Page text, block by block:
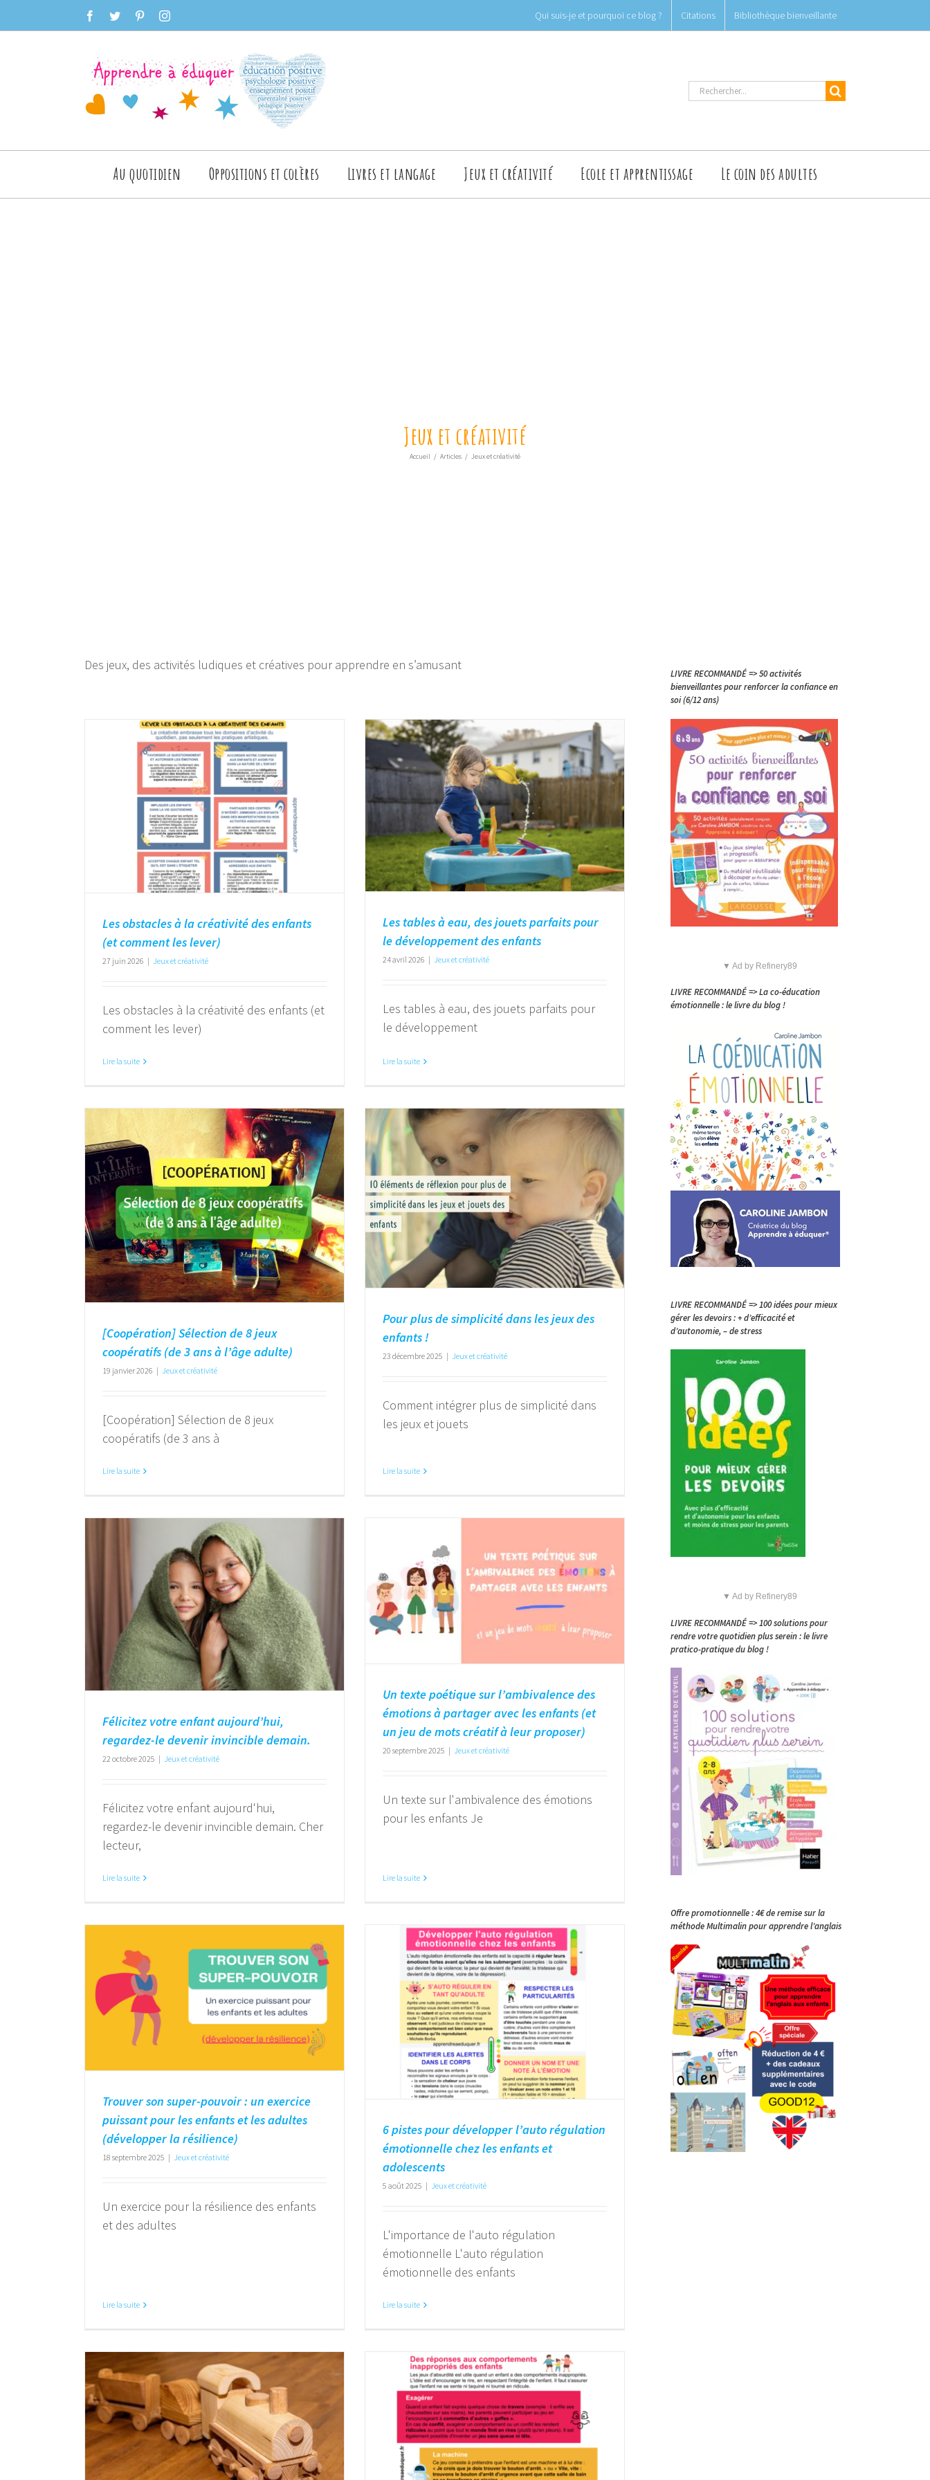
to
facebooktwitter pinterestinstagram Qui suis-je et pourquoi ce blog ? Citations Bibliothèque bienveillante
Rechercher
Rechercher
Au quotidien Oppositions et colères Livres et langage Jeux et créativité Ecole et apprentissage Le coin des adultes
Jeux et créativité
Accueil / Articles / Jeux et créativité
Des jeux, des activités ludiques et créatives pour apprendre en s’amusant
Les obstacles à la créativité des enfants
(et comment les lever)
27 juin 2026 | Jeux et créativité
Les obstacles à la créativité des enfants (et
comment les lever)
Lire la suite
Les tables à eau, des jouets parfaits pour
le développement des enfants
24 avril 2026 | Jeux et créativité
Les tables à eau, des jouets parfaits pour
le développement
Lire la suite
[Coopération] Sélection de 8 jeux
coopératifs (de 3 ans à l’âge adulte)
19 janvier 2026 | Jeux et créativité
[Coopération] Sélection de 8 jeux
coopératifs (de 3 ans à
Lire la suite
Pour plus de simplicité dans les jeux des
enfants !
23 décembre 2025 | Jeux et créativité
Comment intégrer plus de simplicité dans
les jeux et jouets
Lire la suite
Félicitez votre enfant aujourd’hui,
regardez-le devenir invincible demain.
22 octobre 2025 | Jeux et créativité
Félicitez votre enfant aujourd'hui,
regardez-le devenir invincible demain. Cher
lecteur,
Lire la suite
Un texte poétique sur l’ambivalence des
émotions à partager avec les enfants (et
un jeu de mots créatif à leur proposer)
20 septembre 2025 | Jeux et créativité
Un texte sur l'ambivalence des émotions
pour les enfants Je
Lire la suite
Trouver son super-pouvoir : un exercice
puissant pour les enfants et les adultes
(développer la résilience)
18 septembre 2025 | Jeux et créativité
Un exercice pour la résilience des enfants
et des adultes
Lire la suite
6 pistes pour développer l’auto régulation
émotionnelle chez les enfants et
adolescents
5 août 2025 | Jeux et créativité
L'importance de l'auto régulation
émotionnelle L'auto régulation
émotionnelle des enfants
Lire la suite
LIVRE RECOMMANDÉ => 50 activités
bienveillantes pour renforcer la confiance en
soi (6/12 ans)
▼ Ad by Refinery89
LIVRE RECOMMANDÉ => La co-éducation
émotionnelle : le livre du blog !
LIVRE RECOMMANDÉ => 100 idées pour mieux
gérer les devoirs : + d’efficacité et
d’autonomie, – de stress
▼ Ad by Refinery89
LIVRE RECOMMANDÉ => 100 solutions pour
rendre votre quotidien plus serein : le livre
pratico-pratique du blog !
Offre promotionnelle : 4€ de remise sur la
méthode Multimalin pour apprendre l’anglais